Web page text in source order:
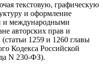
текстовую, графическую
и оформление
и международными
авторских прав и
1259 и 1260 главы
Кодекса Российской
N 230-ФЗ).